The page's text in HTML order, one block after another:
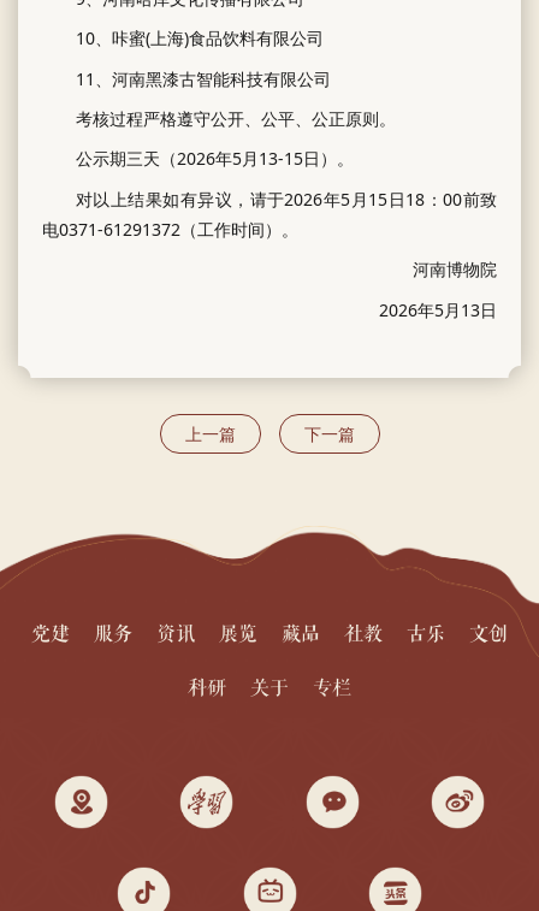
10、咔蜜(上海)食品饮料有限公司
11、河南黑漆古智能科技有限公司
考核过程严格遵守公开、公平、公正原则。
公示期三天（2026年5月13-15日）。
对以上结果如有异议，请于2026年5月15日18：00前致
电0371-61291372（工作时间）。
河南博物院
2026年5月13日
上一篇 下一篇
党建 服务 资讯 展览 藏品 社教 古乐 文创
科研 关于 专栏